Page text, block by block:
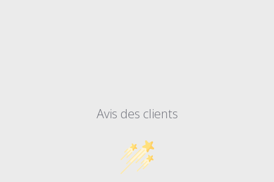
Avis des clients